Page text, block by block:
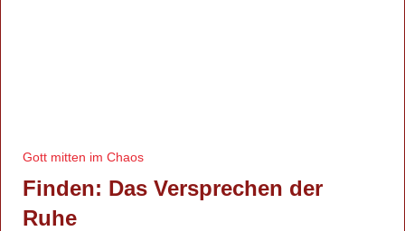
Gott mitten im Chaos
Finden: Das Versprechen der
Ruhe